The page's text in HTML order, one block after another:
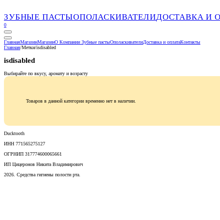
ЗУБНЫЕ ПАСТЫОПОЛАСКИВАТЕЛИДОСТАВКА И
0
ГлавнаяМагазинМагазинО Компании Зубные пастыОполаскивателиДоставка и оплатаКонтакты
Главная/Метки/isdisabled
isdisabled
Выбирайте по вкусу, аромату и возрасту
Товаров в данной категории временно нет в наличии.
Ducktooth
ИНН 771565275127
ОГРНИП 317774600065661
ИП Цицеронов Никита Владимирович
2026. Средства гигиены полости рта.